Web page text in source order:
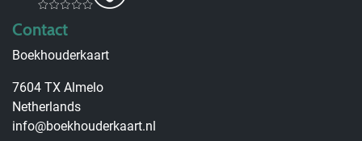
Contact
Boekhouderkaart
7604 TX Almelo
Netherlands
info@boekhouderkaart.nl